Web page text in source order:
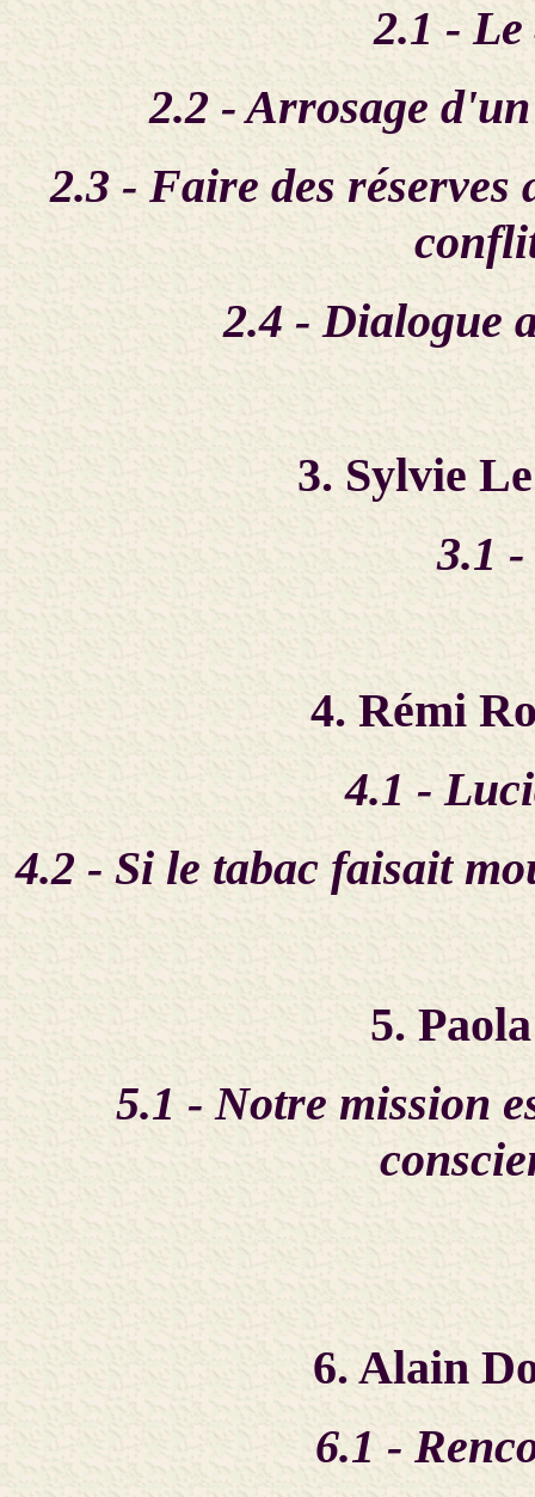
2.1 - Le
2.2 - Arrosage
2.3 - Faire des
2.4 - Dialogue
3. Sylvie
3.1
4. Rémi
4.1 -
4.2 - Si le tabac faisait
5.
5.1 - Notre mission
6. Alain
6.1 -